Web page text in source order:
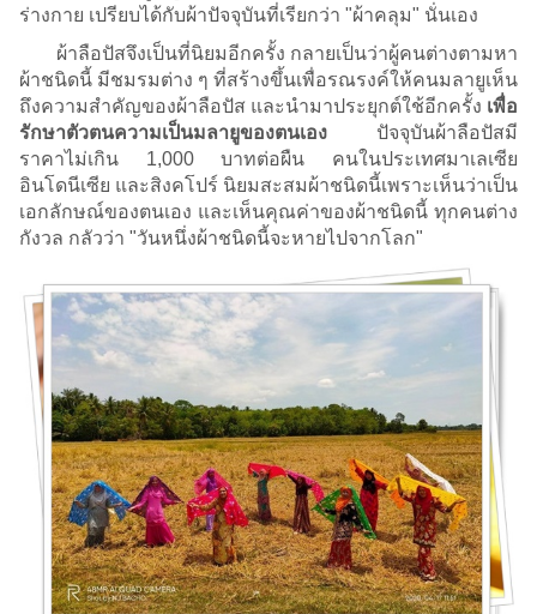
ร่างกาย เปรียบได้กับผ้าปัจจุบันที่เรียกว่า "ผ้าคลุม" นั่นเอง
ผ้าลือปัสจึงเป็นที่นิยมอีกครั้ง กลายเป็นว่าผู้คนต่างตามหา
ผ้าชนิดนี้ มีชมรมต่าง ๆ ที่สร้างขึ้นเพื่อรณรงค์ให้คนมลายูเห็น
ถึงความสำคัญของผ้าลือปัส และนำมาประยุกต์ใช้อีกครั้ง เพื่อ
รักษาตัวตนความเป็นมลายูของตนเอง ปัจจุบันผ้าลือปัสมี
ราคาไม่เกิน 1,000 บาทต่อผืน คนในประเทศมาเลเซีย
อินโดนีเซีย และสิงคโปร์ นิยมสะสมผ้าชนิดนี้เพราะเห็นว่าเป็น
เอกลักษณ์ของตนเอง และเห็นคุณค่าของผ้าชนิดนี้ ทุกคนต่าง
กังวล กลัวว่า "วันหนึ่งผ้าชนิดนี้จะหายไปจากโลก"